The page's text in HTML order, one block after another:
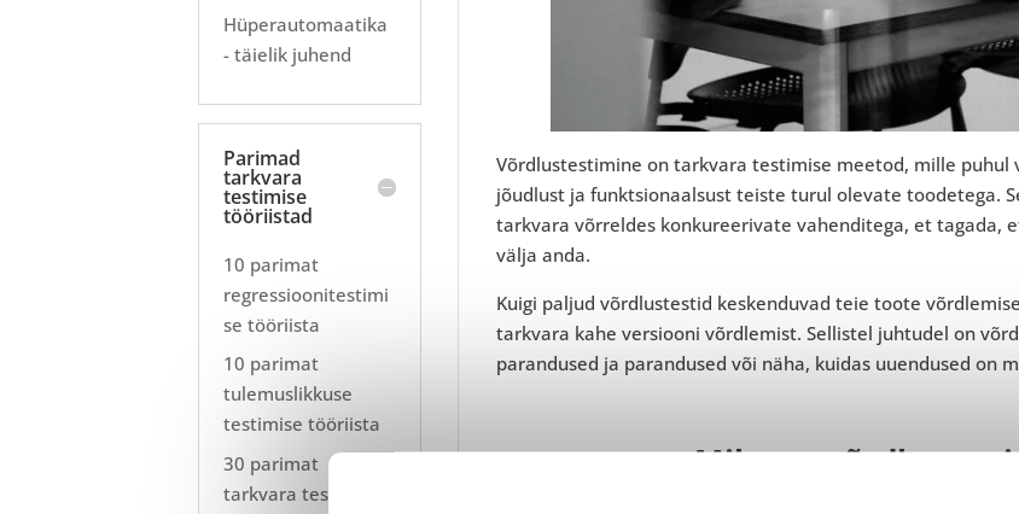
Võrdlustestimine on tarkvara testimise meetod, mille
jõudlust ja funktsionaalsust teiste turul olevate toodetega.
tarkvara võrreldes konkureerivate vahenditega, et tagada,
välja anda.
Kuigi paljud võrdlustestid keskenduvad teie toote
tarkvara kahe versiooni võrdlemist. Sellistel juhtudel on
parandused ja parandused või näha, kuidas uuendused on
Miks on
Hüperautomaatika
- täielik juhend
Parimad
tarkvara
testimise
tööriistad
10 parimat
regressioonitestimi
se tööriista
10 parimat
tulemuslikkuse
testimise tööriista
30 parimat
tarkvara testimise